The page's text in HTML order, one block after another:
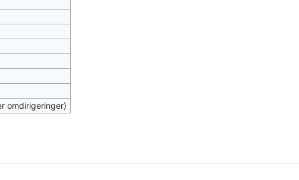
omdirigeringer)